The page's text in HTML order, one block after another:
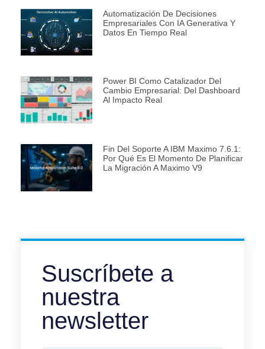
Automatización De Decisiones
Empresariales Con IA Generativa Y
Datos En Tiempo Real
Power BI Como Catalizador Del
Cambio Empresarial: Del Dashboard
Al Impacto Real
Fin Del Soporte A IBM Maximo 7.6.1:
Por Qué Es El Momento De Planificar
La Migración A Maximo V9
Suscríbete a
nuestra
newsletter